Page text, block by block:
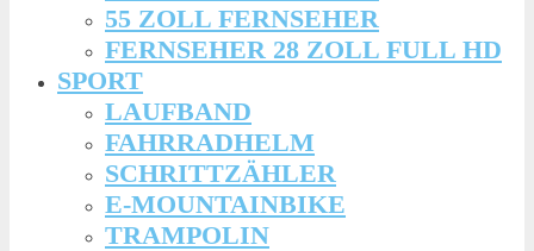
55 ZOLL FERNSEHER
FERNSEHER 28 ZOLL FULL HD
SPORT
LAUFBAND
FAHRRADHELM
SCHRITTZÄHLER
E-MOUNTAINBIKE
TRAMPOLIN